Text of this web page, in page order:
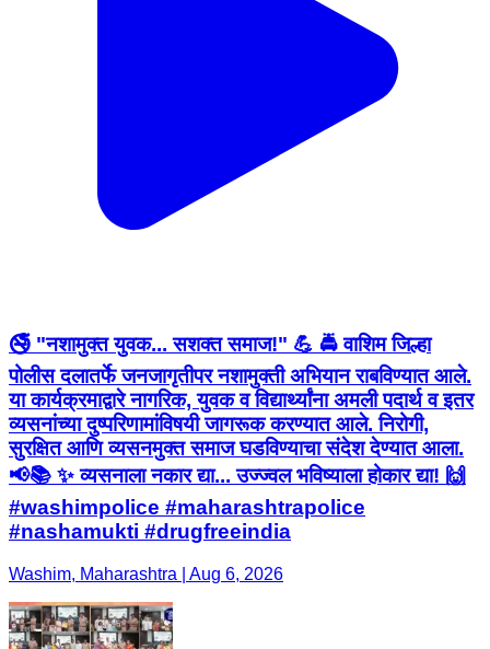
🚭 "नशामुक्त युवक... सशक्त समाज!" 💪 🚔 वाशिम जिल्हा
पोलीस दलातर्फे जनजागृतीपर नशामुक्ती अभियान राबविण्यात आले.
या कार्यक्रमाद्वारे नागरिक, युवक व विद्यार्थ्यांना अमली पदार्थ व इतर
व्यसनांच्या दुष्परिणामांविषयी जागरूक करण्यात आले. निरोगी,
सुरक्षित आणि व्यसनमुक्त समाज घडविण्याचा संदेश देण्यात आला.
📢📚 ✨ व्यसनाला नकार द्या... उज्ज्वल भविष्याला होकार द्या! 🙌
#washimpolice #maharashtrapolice
#nashamukti #drugfreeindia
Washim, Maharashtra | Aug 6, 2026